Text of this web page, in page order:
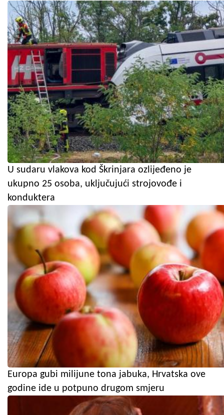
U sudaru vlakova kod Škrinjara ozlijeđeno je
ukupno 25 osoba, uključujući strojovođe i
konduktera
Europa gubi milijune tona jabuka, Hrvatska ove
godine ide u potpuno drugom smjeru